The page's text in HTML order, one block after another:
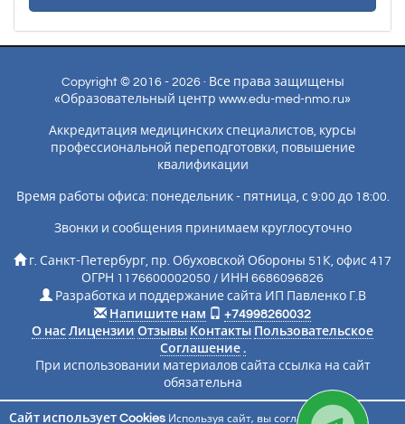
Copyright © 2016 - 2026 · Все права защищены
«Образовательный центр www.edu-med-nmo.ru»
Аккредитация медицинских специалистов, курсы
профессиональной переподготовки, повышение
квалификации
Время работы офиса: понедельник - пятница, с 9:00 до 18:00.
Звонки и сообщения принимаем круглосуточно
г. Санкт-Петербург, пр. Обуховской Обороны 51К, офис 417
ОГРН 1176600002050 / ИНН 6686096826
Разработка и поддержание сайта ИП Павленко Г.В
Напишите нам
+74998260032
О нас Лицензии Отзывы Контакты Пользовательское
Соглашение .
При использовании материалов сайта ссылка на сайт
обязательна
Сайт использует Cookies Используя сайт, вы соглашаетесь с